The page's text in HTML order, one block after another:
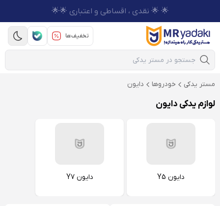
🌟 🌟 نقدی ، اقساطی و اعتباری 🌟🌟
تخفیف‌ها
Mobile Search
مستر یدکی خودروها دایون
لوازم یدکی دایون
دایون Y5 دایون Y7